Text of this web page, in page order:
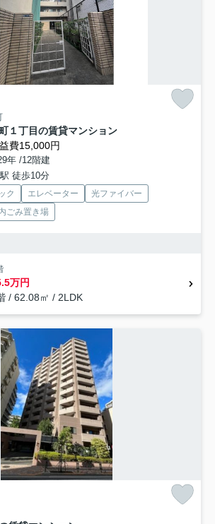
１丁目の賃貸マンション
費15,000円
年 /12階建
徒歩10分
ク エレベーター
光ファイバー
ごみ置き場
万円
/ 62.08㎡ / 2LDK